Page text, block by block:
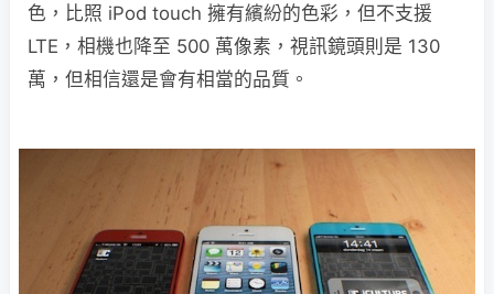
色，比照 iPod touch 擁有繽紛的色彩，但不支援
LTE，相機也降至 500 萬像素，視訊鏡頭則是 130
萬，但相信還是會有相當的品質。